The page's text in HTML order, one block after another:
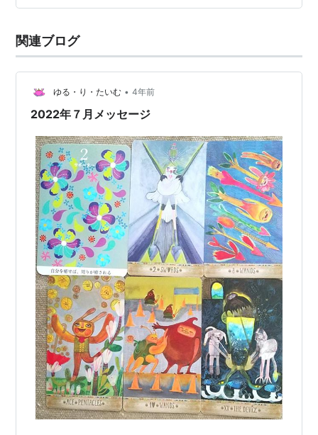
ディックタロット【The Magical Nordic Tarot】 お、今
関連ブログ
ゆる・り・たいむ • 4年前
2022年７月メッセージ